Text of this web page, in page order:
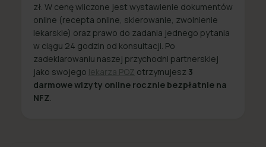
zł. W cenę wliczone jest wystawienie dokumentów
online (recepta online, skierowanie, zwolnienie
lekarskie) oraz prawo do zadania jednego pytania
w ciągu 24 godzin od konsultacji. Po
zadeklarowaniu naszej przychodni partnerskiej
jako swojego lekarza POZ otrzymujesz 3
darmowe wizyty online rocznie bezpłatnie na
NFZ